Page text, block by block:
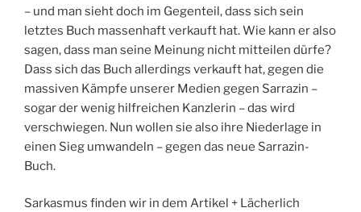
– und man sieht doch im Gegenteil, dass sich sein
letztes Buch massenhaft verkauft hat. Wie kann er also
sagen, dass man seine Meinung nicht mitteilen dürfe?
Dass sich das Buch allerdings verkauft hat, gegen die
massiven Kämpfe unserer Medien gegen Sarrazin –
sogar der wenig hilfreichen Kanzlerin – das wird
verschwiegen. Nun wollen sie also ihre Niederlage in
einen Sieg umwandeln – gegen das neue Sarrazin-
Buch.
Sarkasmus finden wir in dem Artikel + Lächerlich